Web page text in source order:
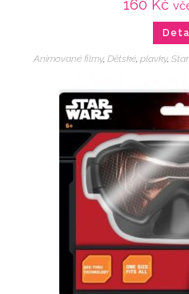
160 Kč
Animované filmy, Dětské, plavky,